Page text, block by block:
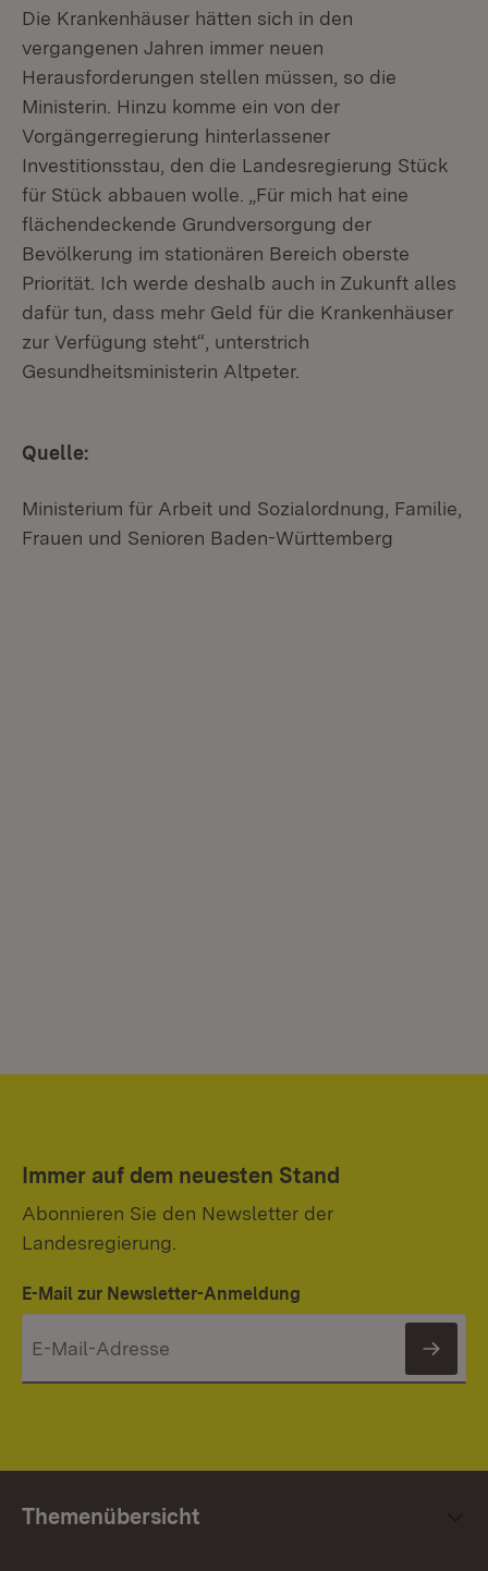
Die Krankenhäuser hätten sich in den
vergangenen Jahren immer neuen
Herausforderungen stellen müssen, so die
Ministerin. Hinzu komme ein von der
Vorgängerregierung hinterlassener
Investitionsstau, den die Landesregierung Stück
für Stück abbauen wolle. „Für mich hat eine
flächendeckende Grundversorgung der
Bevölkerung im stationären Bereich oberste
Priorität. Ich werde deshalb auch in Zukunft alles
dafür tun, dass mehr Geld für die Krankenhäuser
zur Verfügung steht“, unterstrich
Gesundheitsministerin Altpeter.
Quelle:
Ministerium für Arbeit und Sozialordnung, Familie,
Frauen und Senioren Baden-Württemberg
Immer auf dem neuesten Stand
Abonnieren Sie den Newsletter der
Landesregierung.
E-Mail zur Newsletter-Anmeldung
Themenübersicht